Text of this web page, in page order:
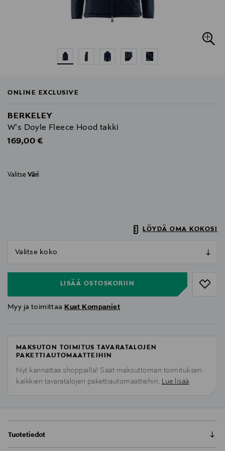
ONLINE EXCLUSIVE
BERKELEY
W's Doyle Fleece Hood takki
Original Price
169,00 €
Valitse Väri
LÖYDÄ OMA KOKOSI
LISÄÄ OSTOSKORIIN
Myy ja toimittaa Kust Kompaniet
MAKSUTON TOIMITUS TAVARATALOJEN
PAKETTIAUTOMAATTEIHIN
Nyt kannattaa shoppailla! Saat maksuttoman toimituksen
kaikkien tavaratalojen pakettiautomaatteihin. Lue lisää
Tuotetiedot